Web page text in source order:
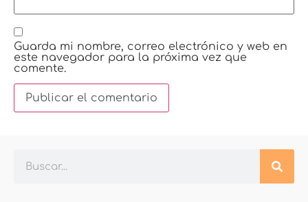
Guarda mi nombre, correo electrónico y web en
este navegador para la próxima vez que
comente.